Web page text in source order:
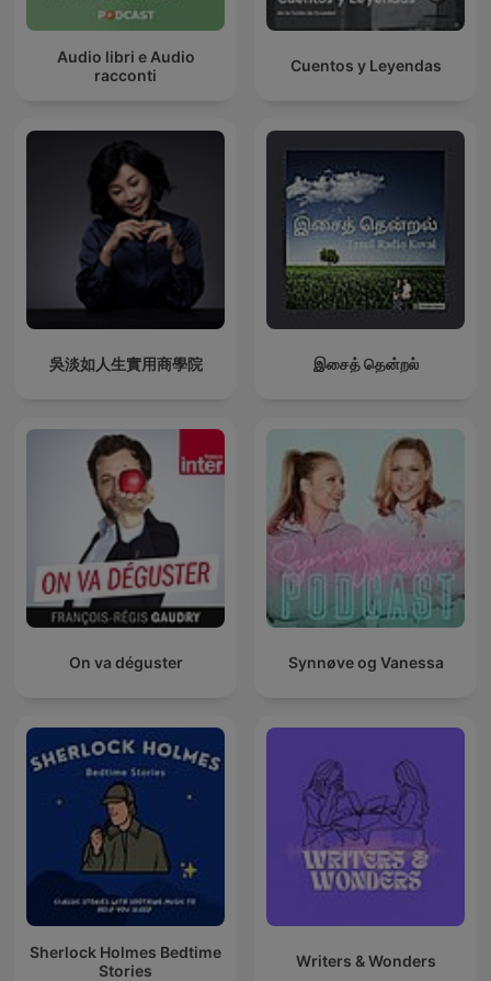
Audio libri e Audio
racconti
Cuentos y Leyendas
吳淡如人生實用商學院 இசைத் தென்றல்
On va déguster Synnøve og Vanessa
Sherlock Holmes Bedtime
Stories
Writers & Wonders